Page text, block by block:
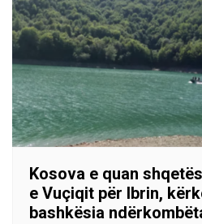
Kosova e quan
e Vuçiqit për Ibrin,
bashkësia